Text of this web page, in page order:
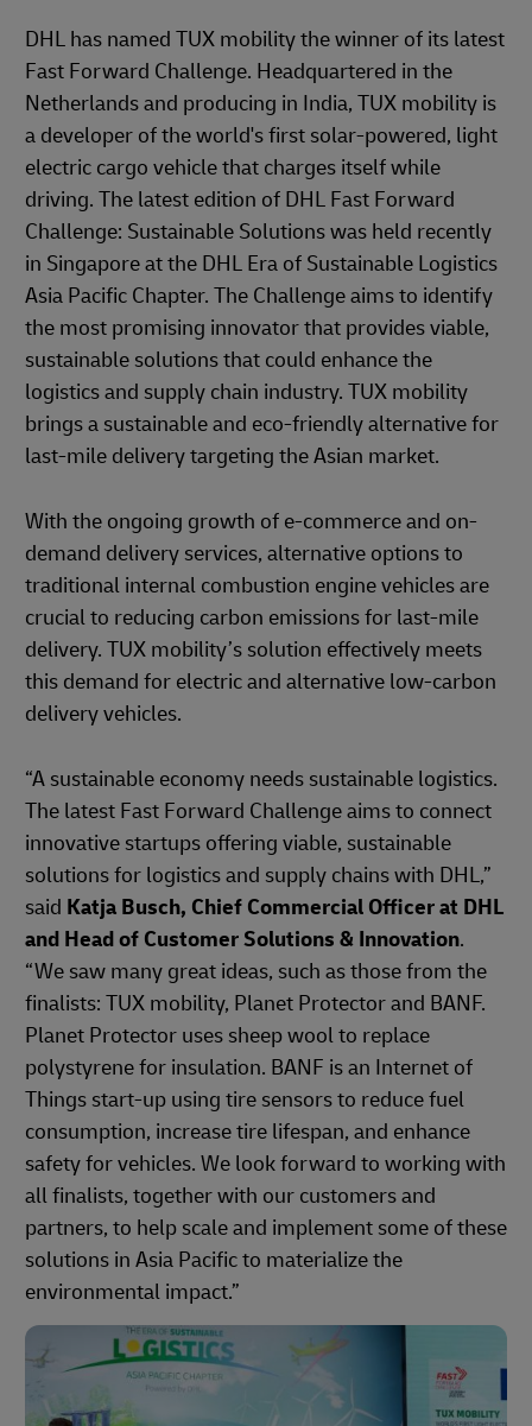
DHL has named TUX mobility the winner of its latest
Fast Forward Challenge. Headquartered in the
Netherlands and producing in India, TUX mobility is
a developer of the world's first solar-powered, light
electric cargo vehicle that charges itself while
driving. The latest edition of DHL Fast Forward
Challenge: Sustainable Solutions was held recently
in Singapore at the DHL Era of Sustainable Logistics
Asia Pacific Chapter. The Challenge aims to identify
the most promising innovator that provides viable,
sustainable solutions that could enhance the
logistics and supply chain industry. TUX mobility
brings a sustainable and eco-friendly alternative for
last-mile delivery targeting the Asian market.
With the ongoing growth of e-commerce and on-
demand delivery services, alternative options to
traditional internal combustion engine vehicles are
crucial to reducing carbon emissions for last-mile
delivery. TUX mobility’s solution effectively meets
this demand for electric and alternative low-carbon
delivery vehicles.
“A sustainable economy needs sustainable logistics.
The latest Fast Forward Challenge aims to connect
innovative startups offering viable, sustainable
solutions for logistics and supply chains with DHL,”
said Katja Busch, Chief Commercial Officer at DHL
and Head of Customer Solutions & Innovation.
“We saw many great ideas, such as those from the
finalists: TUX mobility, Planet Protector and BANF.
Planet Protector uses sheep wool to replace
polystyrene for insulation. BANF is an Internet of
Things start-up using tire sensors to reduce fuel
consumption, increase tire lifespan, and enhance
safety for vehicles. We look forward to working with
all finalists, together with our customers and
partners, to help scale and implement some of these
solutions in Asia Pacific to materialize the
environmental impact.”